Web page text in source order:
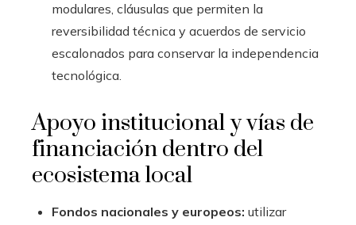
modulares, cláusulas que permiten la
reversibilidad técnica y acuerdos de servicio
escalonados para conservar la independencia
tecnológica.
Apoyo institucional y vías de
financiación dentro del
ecosistema local
Fondos nacionales y europeos: utilizar